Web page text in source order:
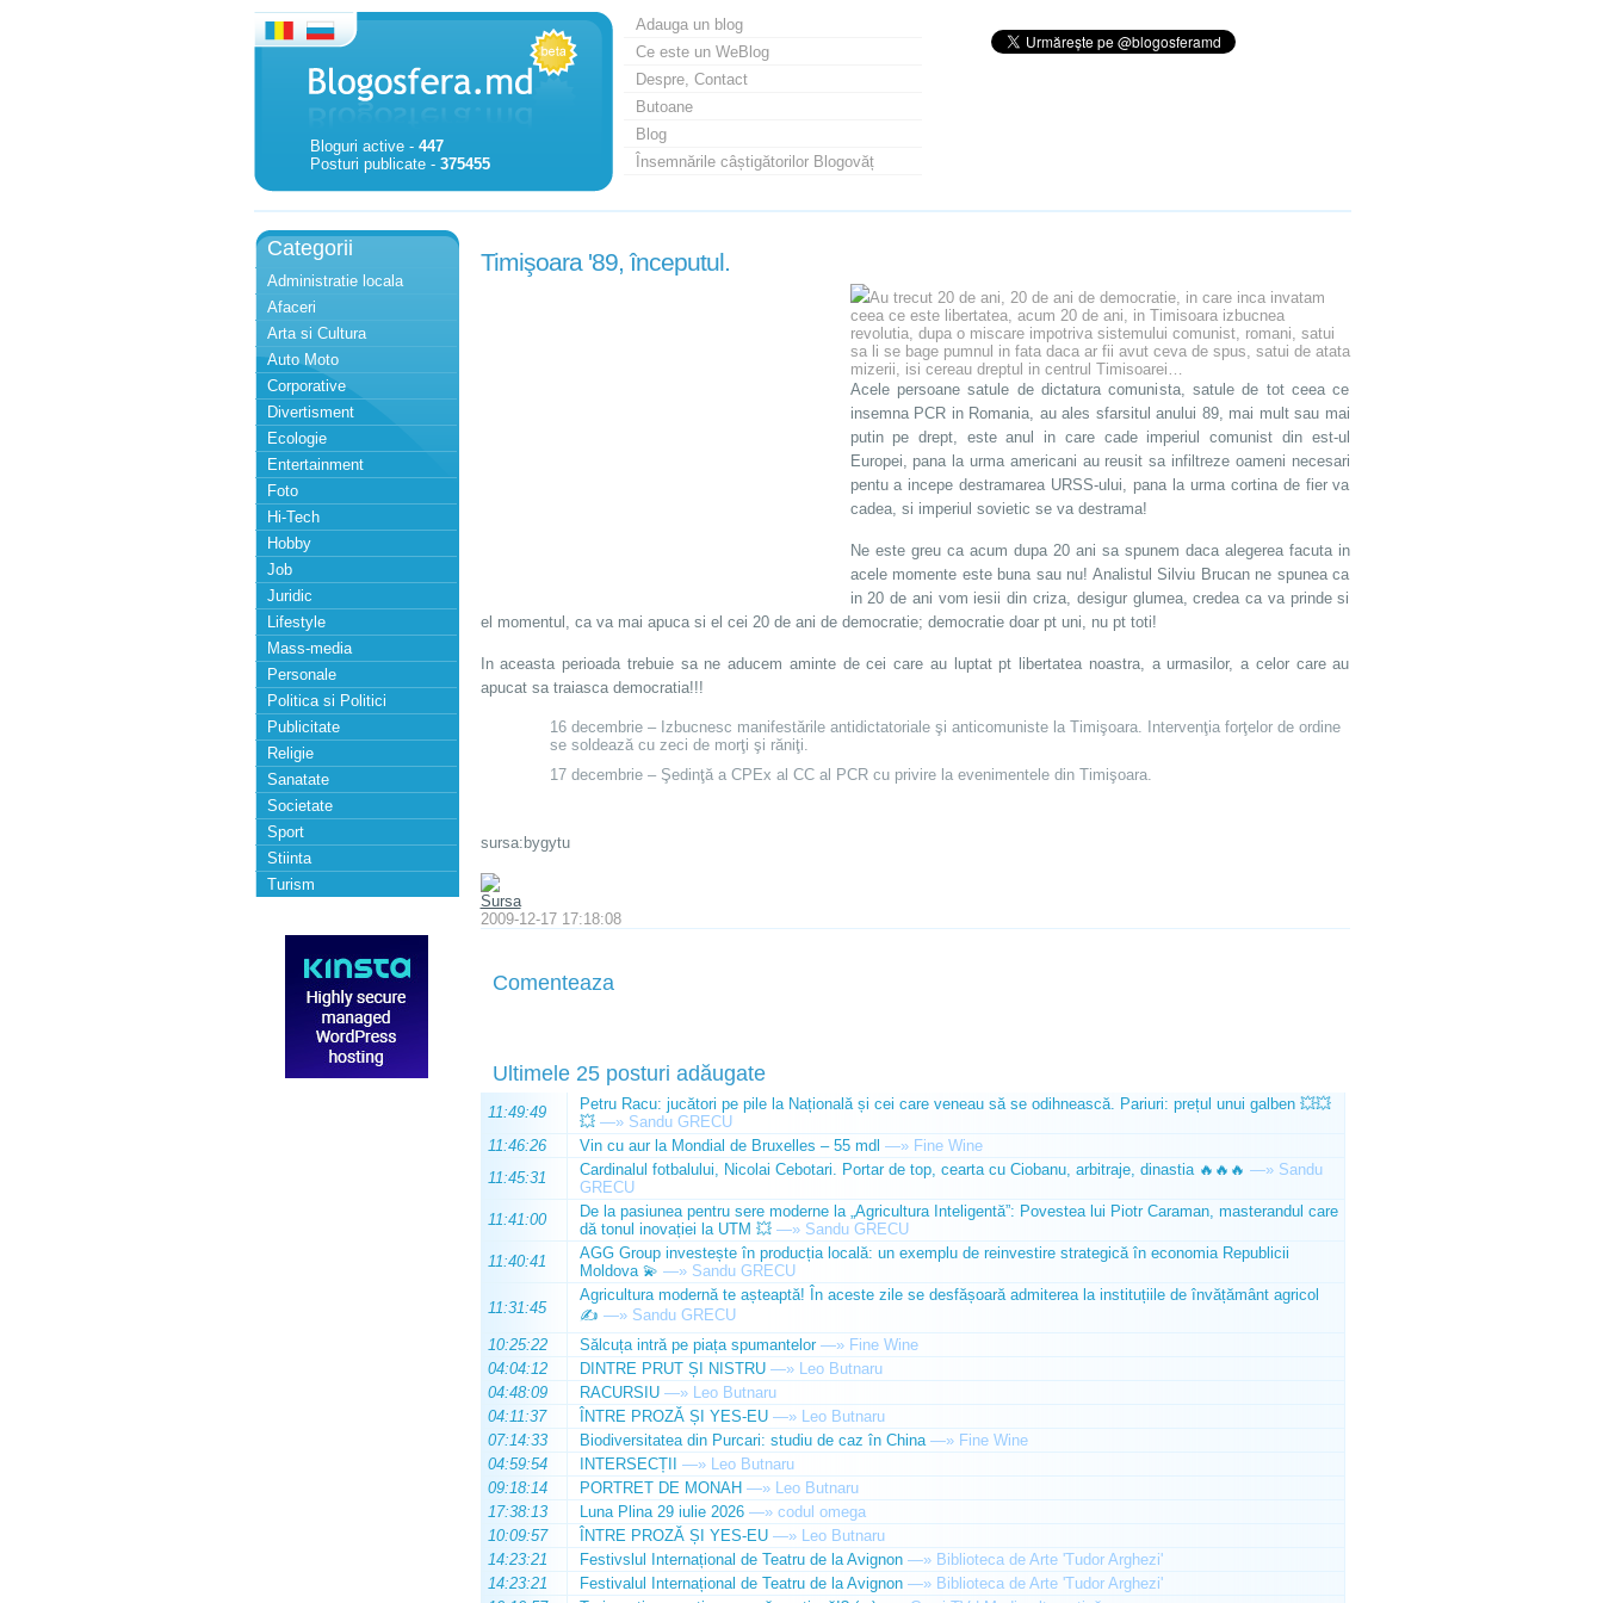
Bloguri active - 447
Posturi publicate - 375455
Adauga un blog
Ce este un WeBlog
Despre, Contact
Butoane
Blog
Însemnările câștigătorilor Blogovăț
Categorii
Administratie locala
Afaceri
Arta si Cultura
Auto Moto
Corporative
Divertisment
Ecologie
Entertainment
Foto
Hi-Tech
Hobby
Job
Juridic
Lifestyle
Mass-media
Personale
Politica si Politici
Publicitate
Religie
Sanatate
Societate
Sport
Stiinta
Turism
Timişoara '89, începutul.
Au trecut 20 de ani, 20 de ani de democratie, in care inca invatam
ceea ce este libertatea, acum 20 de ani, in Timisoara izbucnea
revolutia, dupa o miscare impotriva sistemului comunist, romani, satui
sa li se bage pumnul in fata daca ar fii avut ceva de spus, satui de atata
mizerii, isi cereau dreptul in centrul Timisoarei…
Acele persoane satule de dictatura comunista, satule de tot ceea ce
insemna PCR in Romania, au ales sfarsitul anului 89, mai mult sau mai
putin pe drept, este anul in care cade imperiul comunist din est-ul
Europei, pana la urma americani au reusit sa infiltreze oameni necesari
pentu a incepe destramarea URSS-ului, pana la urma cortina de fier va
cadea, si imperiul sovietic se va destrama!
Ne este greu ca acum dupa 20 ani sa spunem daca alegerea facuta in
acele momente este buna sau nu! Analistul Silviu Brucan ne spunea ca
in 20 de ani vom iesii din criza, desigur glumea, credea ca va prinde si
el momentul, ca va mai apuca si el cei 20 de ani de democratie; democratie doar pt uni, nu pt toti!
In aceasta perioada trebuie sa ne aducem aminte de cei care au luptat pt libertatea noastra, a urmasilor, a celor care au
apucat sa traiasca democratia!!!
16 decembrie – Izbucnesc manifestările antidictatoriale şi anticomuniste la Timişoara. Intervenţia forţelor de ordine
se soldează cu zeci de morţi şi răniţi.
17 decembrie – Şedinţă a CPEx al CC al PCR cu privire la evenimentele din Timişoara.
sursa:bygytu
Sursa
2009-12-17 17:18:08
Comenteaza
Ultimele 25 posturi adăugate
11:49:49
Petru Racu: jucători pe pile la Națională și cei care veneau să se odihnească. Pariuri: prețul unui galben 💥💥
💥 —» Sandu GRECU
11:46:26
Vin cu aur la Mondial de Bruxelles – 55 mdl —» Fine Wine
11:45:31
Cardinalul fotbalului, Nicolai Cebotari. Portar de top, cearta cu Ciobanu, arbitraje, dinastia 🔥🔥🔥 —» Sandu
GRECU
11:41:00
De la pasiunea pentru sere moderne la „Agricultura Inteligentă”: Povestea lui Piotr Caraman, masterandul care
dă tonul inovației la UTM 💥 —» Sandu GRECU
11:40:41
AGG Group investește în producția locală: un exemplu de reinvestire strategică în economia Republicii
Moldova 💫 —» Sandu GRECU
11:31:45
Agricultura modernă te așteaptă! În aceste zile se desfășoară admiterea la instituțiile de învățământ agricol
✍️ —» Sandu GRECU
10:25:22
Sălcuța intră pe piața spumantelor —» Fine Wine
04:04:12
DINTRE PRUT ȘI NISTRU —» Leo Butnaru
04:48:09
RACURSIU —» Leo Butnaru
04:11:37
ÎNTRE PROZĂ ȘI YES-EU —» Leo Butnaru
07:14:33
Biodiversitatea din Purcari: studiu de caz în China —» Fine Wine
04:59:54
INTERSECȚII —» Leo Butnaru
09:18:14
PORTRET DE MONAH —» Leo Butnaru
17:38:13
Luna Plina 29 iulie 2026 —» codul omega
10:09:57
ÎNTRE PROZĂ ȘI YES-EU —» Leo Butnaru
14:23:21
Festivslul Internațional de Teatru de la Avignon —» Biblioteca de Arte 'Tudor Arghezi'
14:23:21
Festivalul Internațional de Teatru de la Avignon —» Biblioteca de Arte 'Tudor Arghezi'